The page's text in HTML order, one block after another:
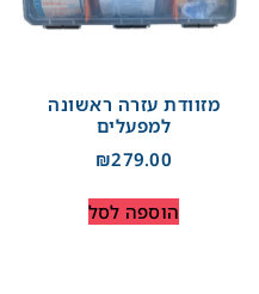
מזוודת עזרה ראשונה
למפעלים
₪279.00
הוספה לסל